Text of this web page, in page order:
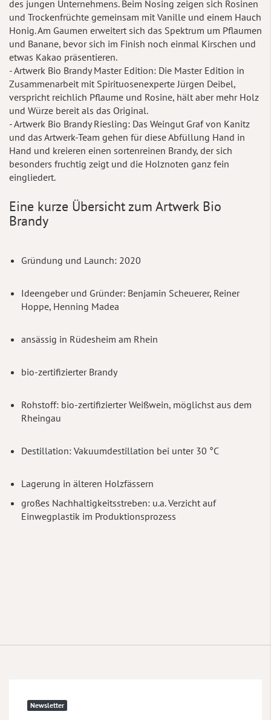
des jungen Unternehmens. Beim Nosing zeigen sich Rosinen
und Trockenfrüchte gemeinsam mit Vanille und einem Hauch
Honig. Am Gaumen erweitert sich das Spektrum um Pflaumen
und Banane, bevor sich im Finish noch einmal Kirschen und
etwas Kakao präsentieren.
- Artwerk Bio Brandy Master Edition: Die Master Edition in
Zusammenarbeit mit Spirituosenexperte Jürgen Deibel,
verspricht reichlich Pflaume und Rosine, hält aber mehr Holz
und Würze bereit als das Original.
- Artwerk Bio Brandy Riesling: Das Weingut Graf von Kanitz
und das Artwerk-Team gehen für diese Abfüllung Hand in
Hand und kreieren einen sortenreinen Brandy, der sich
besonders fruchtig zeigt und die Holznoten ganz fein
eingliedert.
Eine kurze Übersicht zum Artwerk Bio
Brandy
Gründung und Launch: 2020
Ideengeber und Gründer: Benjamin Scheuerer, Reiner
Hoppe, Henning Madea
ansässig in Rüdesheim am Rhein
bio-zertifizierter Brandy
Rohstoff: bio-zertifizierter Weißwein, möglichst aus dem
Rheingau
Destillation: Vakuumdestillation bei unter 30 °C
Lagerung in älteren Holzfässern
großes Nachhaltigkeitsstreben: u.a. Verzicht auf
Einwegplastik im Produktionsprozess
Newsletter